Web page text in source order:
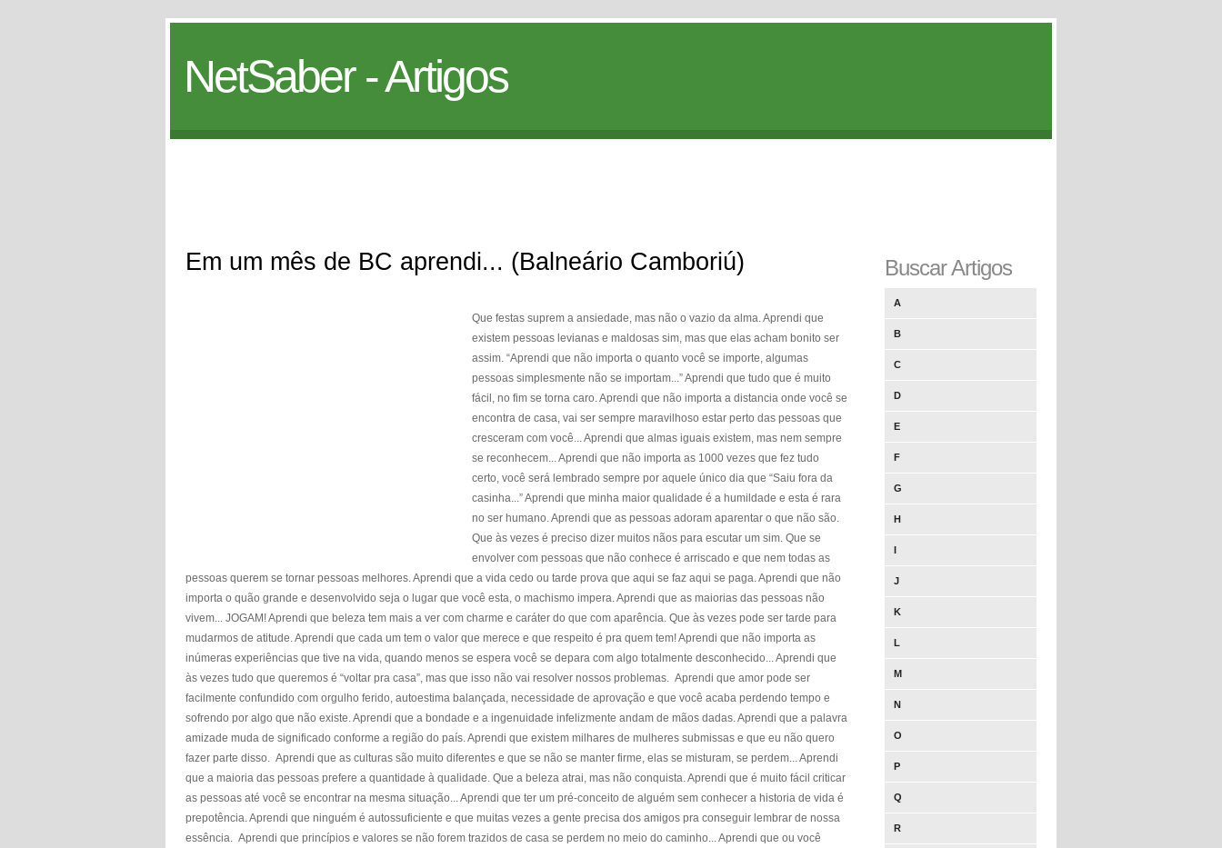
NetSaber - Artigos
Em um mês de BC aprendi... (Balneário Camboriú)
Que festas suprem a ansiedade, mas não o vazio da alma. Aprendi que
existem pessoas levianas e maldosas sim, mas que elas acham bonito ser
assim. “Aprendi que não importa o quanto você se importe, algumas
pessoas simplesmente não se importam...” Aprendi que tudo que é muito
fácil, no fim se torna caro. Aprendi que não importa a distancia onde você se
encontra de casa, vai ser sempre maravilhoso estar perto das pessoas que
cresceram com você... Aprendi que almas iguais existem, mas nem sempre
se reconhecem... Aprendi que não importa as 1000 vezes que fez tudo
certo, você será lembrado sempre por aquele único dia que “Saiu fora da
casinha...” Aprendi que minha maior qualidade é a humildade e esta é rara
no ser humano. Aprendi que as pessoas adoram aparentar o que não são.
Que às vezes é preciso dizer muitos nãos para escutar um sim. Que se
envolver com pessoas que não conhece é arriscado e que nem todas as
pessoas querem se tornar pessoas melhores. Aprendi que a vida cedo ou tarde prova que aqui se faz aqui se paga. Aprendi que não
importa o quão grande e desenvolvido seja o lugar que você esta, o machismo impera. Aprendi que as maiorias das pessoas não
vivem... JOGAM! Aprendi que beleza tem mais a ver com charme e caráter do que com aparência. Que às vezes pode ser tarde para
mudarmos de atitude. Aprendi que cada um tem o valor que merece e que respeito é pra quem tem! Aprendi que não importa as
inúmeras experiências que tive na vida, quando menos se espera você se depara com algo totalmente desconhecido... Aprendi que
às vezes tudo que queremos é “voltar pra casa”, mas que isso não vai resolver nossos problemas. Aprendi que amor pode ser
facilmente confundido com orgulho ferido, autoestima balançada, necessidade de aprovação e que você acaba perdendo tempo e
sofrendo por algo que não existe. Aprendi que a bondade e a ingenuidade infelizmente andam de mãos dadas. Aprendi que a palavra
amizade muda de significado conforme a região do país. Aprendi que existem milhares de mulheres submissas e que eu não quero
fazer parte disso. Aprendi que as culturas são muito diferentes e que se não se manter firme, elas se misturam, se perdem... Aprendi
que a maioria das pessoas prefere a quantidade à qualidade. Que a beleza atrai, mas não conquista. Aprendi que é muito fácil criticar
as pessoas até você se encontrar na mesma situação... Aprendi que ter um pré-conceito de alguém sem conhecer a historia de vida é
prepotência. Aprendi que ninguém é autossuficiente e que muitas vezes a gente precisa dos amigos pra conseguir lembrar de nossa
essência. Aprendi que princípios e valores se não forem trazidos de casa se perdem no meio do caminho... Aprendi que ou você
Buscar Artigos
A
B
C
D
E
F
G
H
I
J
K
L
M
N
O
P
Q
R